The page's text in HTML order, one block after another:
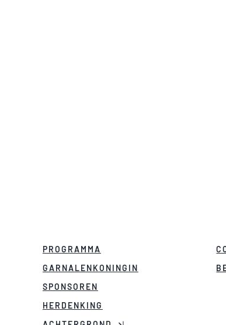
PROGRAMMA
GARNALENKONINGIN
SPONSOREN
HERDENKING